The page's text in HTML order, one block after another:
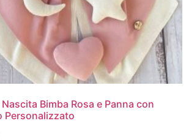
Bimba Rosa e Panna con
Personalizzato